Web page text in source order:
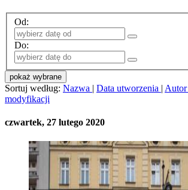
Od:
Do:
pokaż wybrane
Sortuj według: Nazwa | Data utworzenia | Autor
modyfikacji
czwartek, 27 lutego 2020